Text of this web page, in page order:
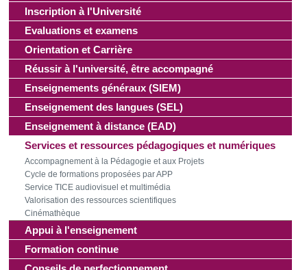
Inscription à l'Université
Evaluations et examens
Orientation et Carrière
Réussir à l'université, être accompagné
Enseignements généraux (SIEM)
Enseignement des langues (SEL)
Enseignement à distance (EAD)
Services et ressources pédagogiques et numériques
Accompagnement à la Pédagogie et aux Projets
Cycle de formations proposées par APP
Service TICE audiovisuel et multimédia
Valorisation des ressources scientifiques
Cinémathèque
Appui à l'enseignement
Formation continue